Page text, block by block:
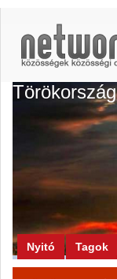
Nyitó Tagok